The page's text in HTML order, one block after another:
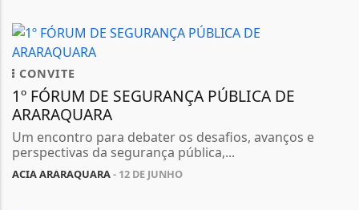
CONVITE
1º FÓRUM DE SEGURANÇA PÚBLICA DE
ARARAQUARA
Um encontro para debater os desafios, avanços e
perspectivas da segurança pública,...
ACIA ARARAQUARA- 12 DE JUNHO